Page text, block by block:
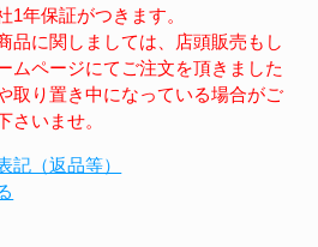
年保証がつきます。
品に関しましては、店頭販売もし
ムページにてご注文を頂きました
取り置き中になっている場合がご
さいませ。
記（返品等）